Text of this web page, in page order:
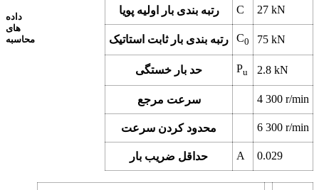
داده
های
محاسبه
رتبه بندی بار اولیه پویا C 27 kN
رتبه بندی بار ثابت استاتیک C0 75 kN
حد بار خستگی Pu 2.8 kN
سرعت مرجع 4 300 r/min
محدود کردن سرعت 6 300 r/min
حداقل ضریب بار A 0.029